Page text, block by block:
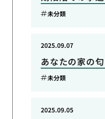
未分類
あなたの家の
2025.09.07
未分類
2025.09.05